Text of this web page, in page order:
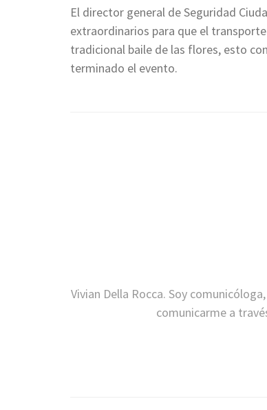
El director general de Seguridad
extraordinarios para que el
tradicional baile de las flores, esto
terminado el evento.
Vivian Della Rocca. Soy
comunicarme a